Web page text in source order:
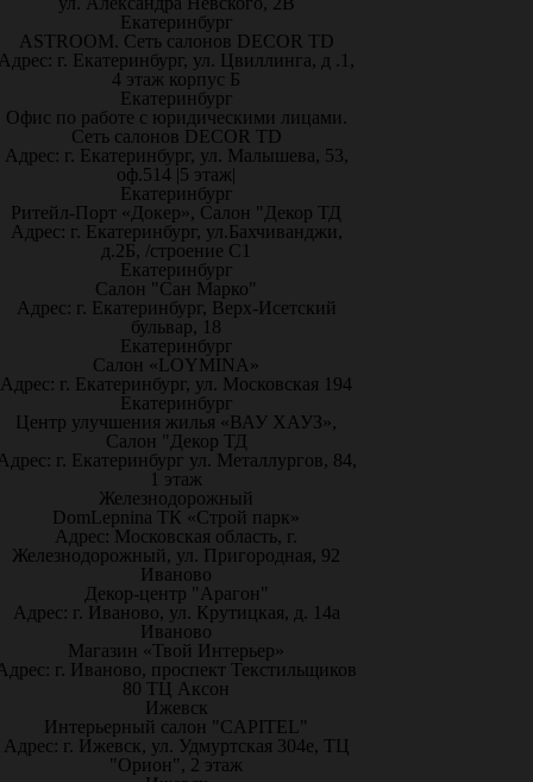
Екатеринбург
ASTROOM. Сеть салонов DECOR TD
г. Екатеринбург, ул. Цвиллинга, д .1,
4 этаж корпус Б
Екатеринбург
Офис по работе с юридическими лицами.
Сеть салонов DECOR TD
Адрес: г. Екатеринбург, ул. Малышева, 53,
оф.514 |5 этаж|
Екатеринбург
Ритейл-Порт «Докер», Салон "Декор ТД
Адрес: г. Екатеринбург, ул.Бахчиванджи,
д.2Б, /строение С1
Екатеринбург
Салон "Сан Марко"
Адрес: г. Екатеринбург, Верх-Исетский
бульвар, 18
Екатеринбург
Салон «LOYMINA»
Адрес: г. Екатеринбург, ул. Московская 194
Екатеринбург
Центр улучшения жилья «ВАУ ХАУЗ»,
Салон "Декор ТД
г. Екатеринбург ул. Металлургов, 84,
1 этаж
Железнодорожный
DomLepnina ТК «Строй парк»
Адрес: Московская область, г.
Железнодорожный, ул. Пригородная, 92
Иваново
Декор-центр "Арагон"
Адрес: г. Иваново, ул. Крутицкая, д. 14а
Иваново
Магазин «Твой Интерьер»
г. Иваново, проспект Текстильщиков
80 ТЦ Аксон
Ижевск
Интерьерный салон "CAPITEL"
Адрес: г. Ижевск, ул. Удмуртская 304е, ТЦ
"Орион", 2 этаж